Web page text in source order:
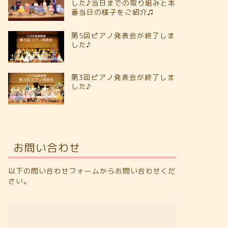
した♪当日までの取り組みと本
番当日の様子をご紹介♫
第5回ピアノ発表会が終了しま
した♪
第3回ピアノ発表会が終了しま
した♪
お問い合わせ
以下の問い合わせフォームからお問い合わせくだ
さい。